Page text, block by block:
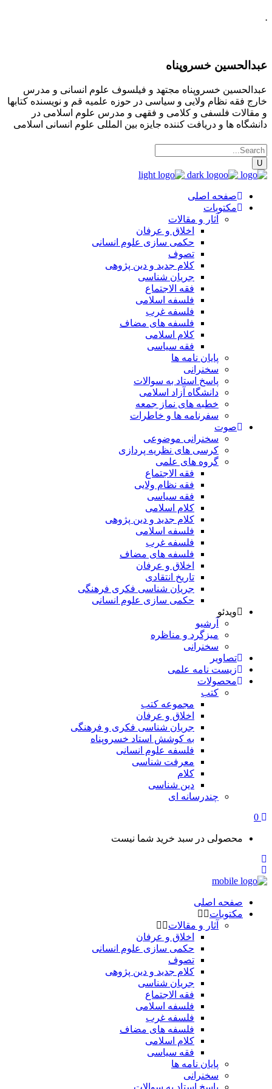
.
عبدالحسین خسروپناه
عبدالحسین خسروپناه مجتهد و فیلسوف علوم انسانی و مدرس
خارج فقه نظام ولایی و سیاسی در حوزه علمیه قم و نویسنده کتابها
و مقالات فلسفی و کلامی و فقهی و مدرس علوم اسلامی در
دانشگاه ها و دریافت کننده جایزه بین المللی علوم انسانی اسلامی
صفحه اصلی
مکتوبات
آثار و مقالات
اخلاق و عرفان
حکمی سازی علوم انسانی
تصوف
کلام جدید و دین پژوهی
جریان شناسی
فقه الاجتماع
فلسفه اسلامی
فلسفه غرب
فلسفه های مضاف
کلام اسلامی
فقه سیاسی
پایان نامه ها
سخنرانی
پاسخ استاد به سوالات
دانشگاه آزاد اسلامی
خطبه های نماز جمعه
سفرنامه ها و خاطرات
صوت
سخنرانی موضوعی
کرسی های نظریه پردازی
گروه های علمی
فقه الاجتماع
فقه نظام ولایی
فقه سیاسی
کلام اسلامی
کلام جدید و دین پژوهی
فلسفه اسلامی
فلسفه غرب
فلسفه های مضاف
اخلاق و عرفان
تاریخ انتقادی
جریان شناسی فکری فرهنگی
حکمی سازی علوم انسانی
ویدئو
آرشیو
میزگرد و مناظره
سخنرانی
تصاویر
زیست نامه علمی
محصولات
کتب
مجموعه کتب
اخلاق و عرفان
جریان شناسی فکری و فرهنگی
به کوشش استاد خسروپناه
فلسفه علوم انسانی
معرفت شناسی
کلام
دین شناسی
چندرسانه ای
0
محصولی در سبد خرید شما نیست
صفحه اصلی
مکتوبات
آثار و مقالات
اخلاق و عرفان
حکمی سازی علوم انسانی
تصوف
کلام جدید و دین پژوهی
جریان شناسی
فقه الاجتماع
فلسفه اسلامی
فلسفه غرب
فلسفه های مضاف
کلام اسلامی
فقه سیاسی
پایان نامه ها
سخنرانی
پاسخ استاد به سوالات